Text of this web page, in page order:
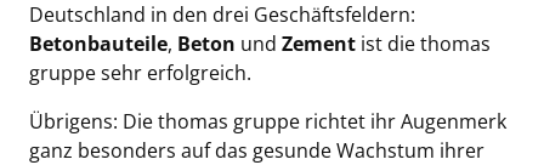
Deutschland in den drei Geschäftsfeldern:
Betonbauteile, Beton und Zement ist die thomas
gruppe sehr erfolgreich.
Übrigens: Die thomas gruppe richtet ihr Augenmerk
ganz besonders auf das gesunde Wachstum ihrer